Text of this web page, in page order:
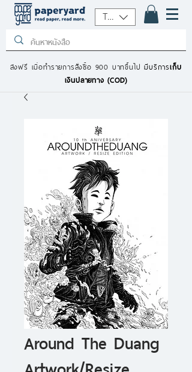
THB (฿)
ส่งฟรี เมื่อทำรายการสั่งซื้อ 900 บาทขึ้นไปมีบริการเก็บ
เงินปลายทาง (COD)
Around The Duang